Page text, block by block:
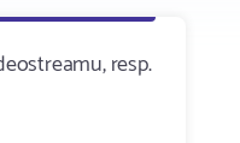
resp.